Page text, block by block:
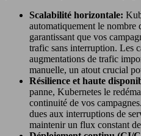
Scalabilité horizontale:
automatiquement le nombre
garantissant que vos
trafic sans interruption. Les
augmentations de trafic
manuelle, un atout crucial
Résilience et haute
panne, Kubernetes le
continuité de vos
dues aux interruptions de
maintenir un flux constant